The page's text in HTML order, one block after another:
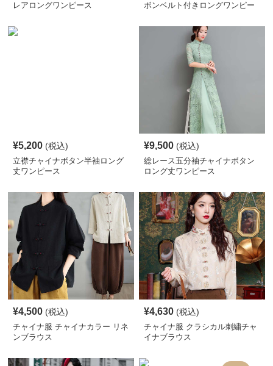
レアロングワンピース
ボンベルト付きロングワンピー
¥5,200 (税込)
立襟チャイナボタン半袖ロング
丈ワンピース
¥9,500 (税込)
総レース五分袖チャイナボタン
ロング丈ワンピース
¥4,500 (税込)
チャイナ服 チャイナカラー リネ
ンブラウス
¥4,630 (税込)
チャイナ服 クラシカル刺繍チャ
イナブラウス